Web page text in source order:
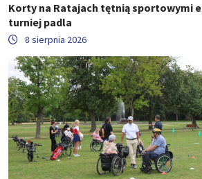
Korty na Ratajach tętnią sportowymi
turniej padla
8 sierpnia 2026